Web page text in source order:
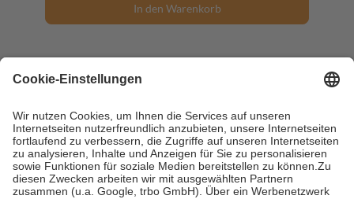
In den Warenkorb
Versandarten